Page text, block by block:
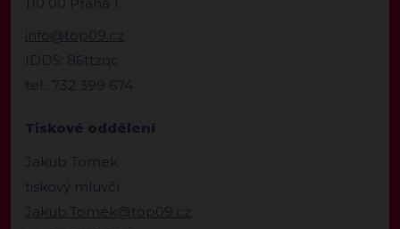
info@top09.cz
IDDS: 86ttzqc
tel.: 732 399 674
Tiskové oddělení
Jakub Tomek
tiskový mluvčí
Jakub.Tomek@top09.cz